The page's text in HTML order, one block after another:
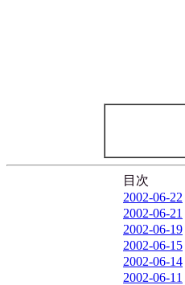
目次
2002-06-22
2002-06-21
2002-06-19
2002-06-15
2002-06-14
2002-06-11